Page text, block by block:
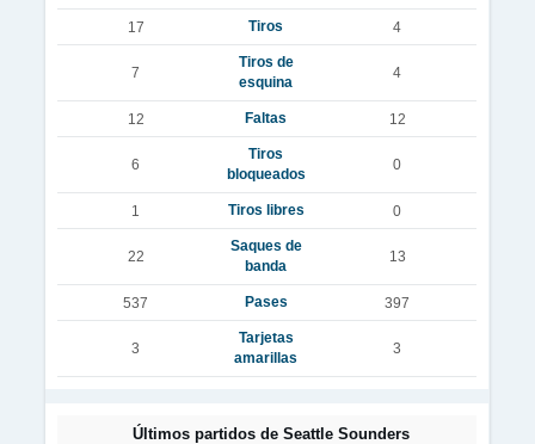
17 Tiros 4
7
Tiros de
esquina
4
12 Faltas 12
6
Tiros
bloqueados
0
1 Tiros libres 0
22
Saques de
banda
13
537 Pases 397
3
Tarjetas
amarillas
3
Últimos partidos de Seattle Sounders